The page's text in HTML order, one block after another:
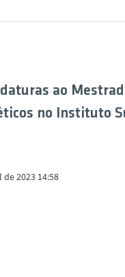
ao
no Instituto
2023 14:58